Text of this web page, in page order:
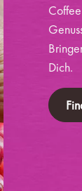
Dich.